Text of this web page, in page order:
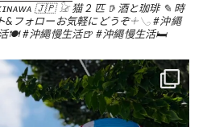
🇯🇵𓃠 猫 2 匹 𖠚 酒と珈琲✎ 時
&フォローお気軽にどうぞ𓇬𓂅#沖繩
活🍽#沖繩慢生活🍺 #沖繩慢生活🛏